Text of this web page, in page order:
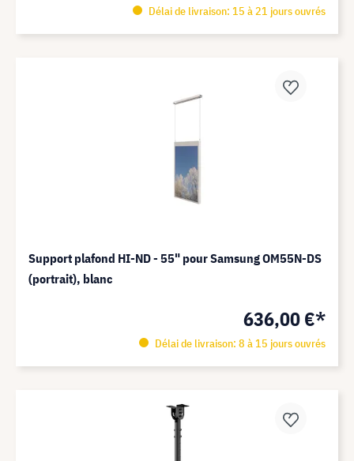
Délai de livraison: 15 à 21 jours ouvrés
Support plafond HI-ND - 55" pour Samsung OM55N-DS
(portrait), blanc
636,00 €*
Délai de livraison: 8 à 15 jours ouvrés